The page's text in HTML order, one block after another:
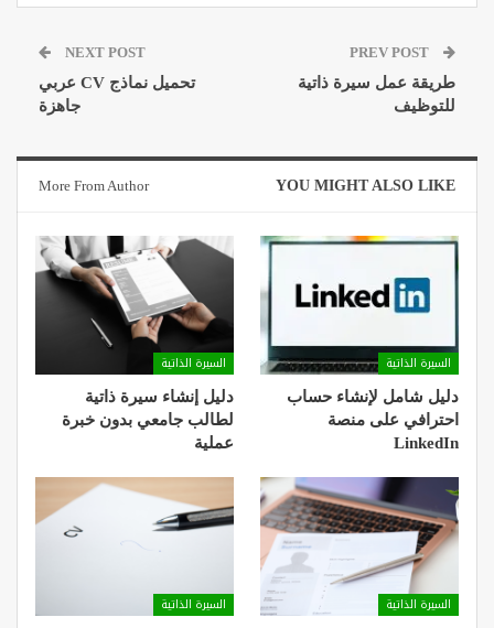
طريقة عمل سيرة ذاتية
للتوظيف
NEXT POST
تحميل نماذج CV عربي
جاهزة
YOU MIGHT ALSO LIKE
More From Author
السيرة الذاتية
دليل شامل لإنشاء حساب
احترافي على منصة
LinkedIn
السيرة الذاتية
دليل إنشاء سيرة ذاتية
لطالب جامعي بدون خبرة
عملية
السيرة الذاتية السيرة الذاتية